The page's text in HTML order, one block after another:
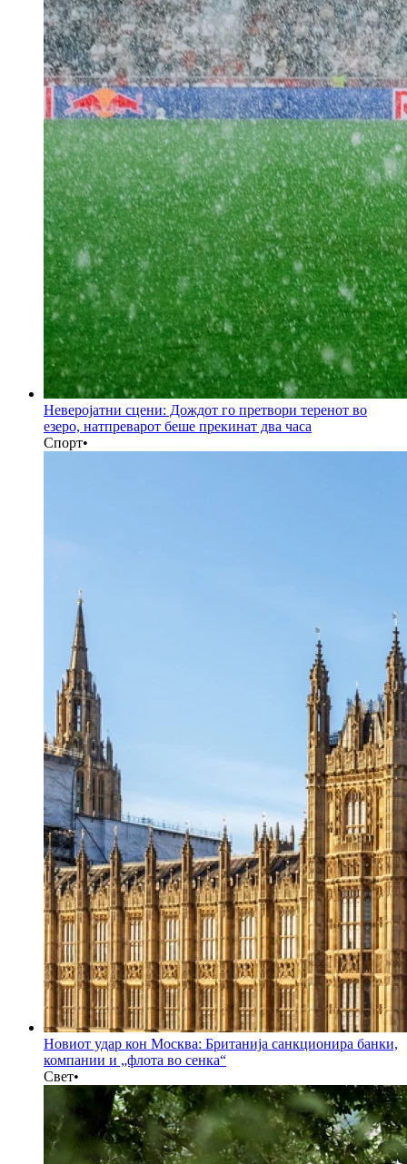
Неверојатни сцени: Дождот го претвори теренот во
езеро, натпреварот беше прекинат два часа
Спорт•
Новиот удар кон Москва: Британија санкционира банки,
компании и „флота во сенка“
Свет•